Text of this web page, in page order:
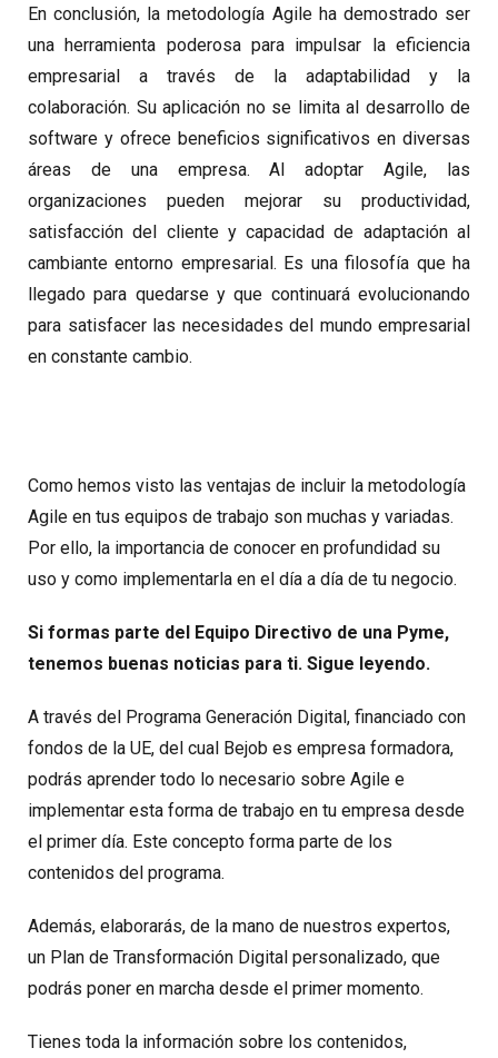
En conclusión, la metodología Agile ha demostrado ser
una herramienta poderosa para impulsar la eficiencia
empresarial a través de la adaptabilidad y la
colaboración. Su aplicación no se limita al desarrollo de
software y ofrece beneficios significativos en diversas
áreas de una empresa. Al adoptar Agile, las
organizaciones pueden mejorar su productividad,
satisfacción del cliente y capacidad de adaptación al
cambiante entorno empresarial. Es una filosofía que ha
llegado para quedarse y que continuará evolucionando
para satisfacer las necesidades del mundo empresarial
en constante cambio.
Como hemos visto las ventajas de incluir la metodología
Agile en tus equipos de trabajo son muchas y variadas.
Por ello, la importancia de conocer en profundidad su
uso y como implementarla en el día a día de tu negocio.
Si formas parte del Equipo Directivo de una Pyme,
tenemos buenas noticias para ti. Sigue leyendo.
A través del Programa Generación Digital, financiado con
fondos de la UE, del cual Bejob es empresa formadora,
podrás aprender todo lo necesario sobre Agile e
implementar esta forma de trabajo en tu empresa desde
el primer día. Este concepto forma parte de los
contenidos del programa.
Además, elaborarás, de la mano de nuestros expertos,
un Plan de Transformación Digital personalizado, que
podrás poner en marcha desde el primer momento.
Tienes toda la información sobre los contenidos,